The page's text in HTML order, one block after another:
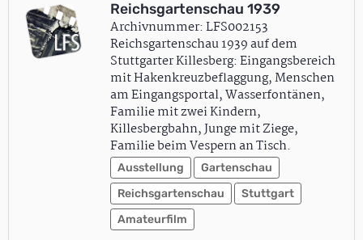
Reichsgartenschau 1939
Archivnummer: LFS002153
Reichsgartenschau 1939 auf dem
Stuttgarter Killesberg: Eingangsbereich
mit Hakenkreuzbeflaggung, Menschen
am Eingangsportal, Wasserfontänen,
Familie mit zwei Kindern,
Killesbergbahn, Junge mit Ziege,
Familie beim Vespern an Tisch.
Ausstellung
Gartenschau
Reichsgartenschau
Stuttgart
Amateurfilm